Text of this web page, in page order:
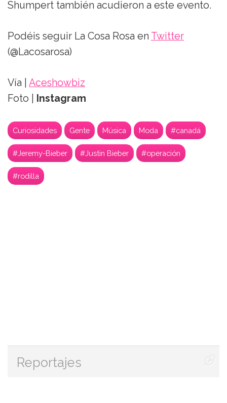
Shumpert también acudieron a este evento.
Podéis seguir La Cosa Rosa en Twitter
(@Lacosarosa)
Vía | Aceshowbiz
Foto |
Instagram
Curiosidades Gente Música Moda #canadá
#Jeremy-Bieber #Justin Bieber #operación
#rodilla
Reportajes